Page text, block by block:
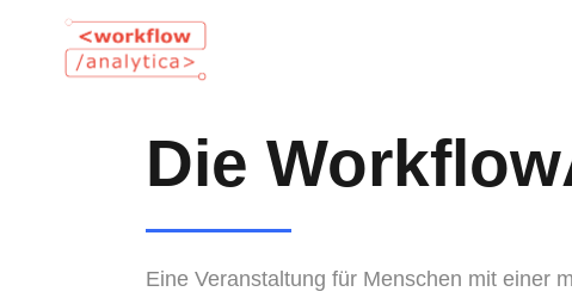
Die
Eine Veranstaltung für Menschen mit einer